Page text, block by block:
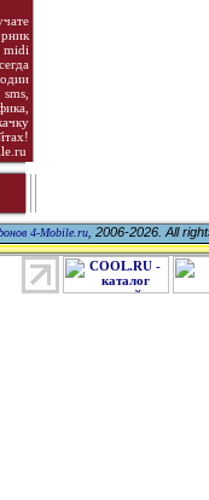
midi
4-Mobile.ru, 2006-2026. All